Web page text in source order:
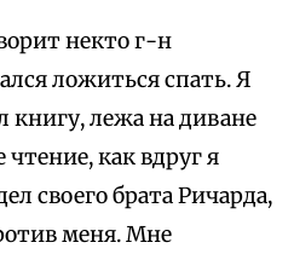
некто г-н
ложиться спать. Я
книгу, лежа на диване
как вдруг я
своего брата Ричарда,
меня. Мне